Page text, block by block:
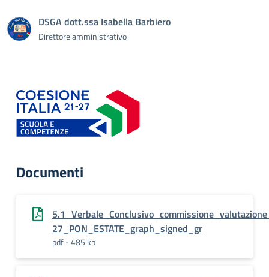
DSGA dott.ssa Isabella Barbiero
Direttore amministrativo
Documenti
27_PON_ESTATE_graph_signed_gr
pdf - 485 kb